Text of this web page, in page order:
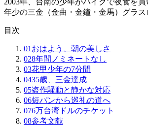
2003年、台南の少年がバイクで夜食を
年少の三金（金曲・金鐘・金馬）グラ
目次
01 おはよう、朝の美しさ
028年間ノミネートなし
03花甲少年の7分間
0435歳、三金達成
05盗作騒動と静かな対応
06短パンから巡礼の道へ
076万台湾ドルのチケット
08参考文献